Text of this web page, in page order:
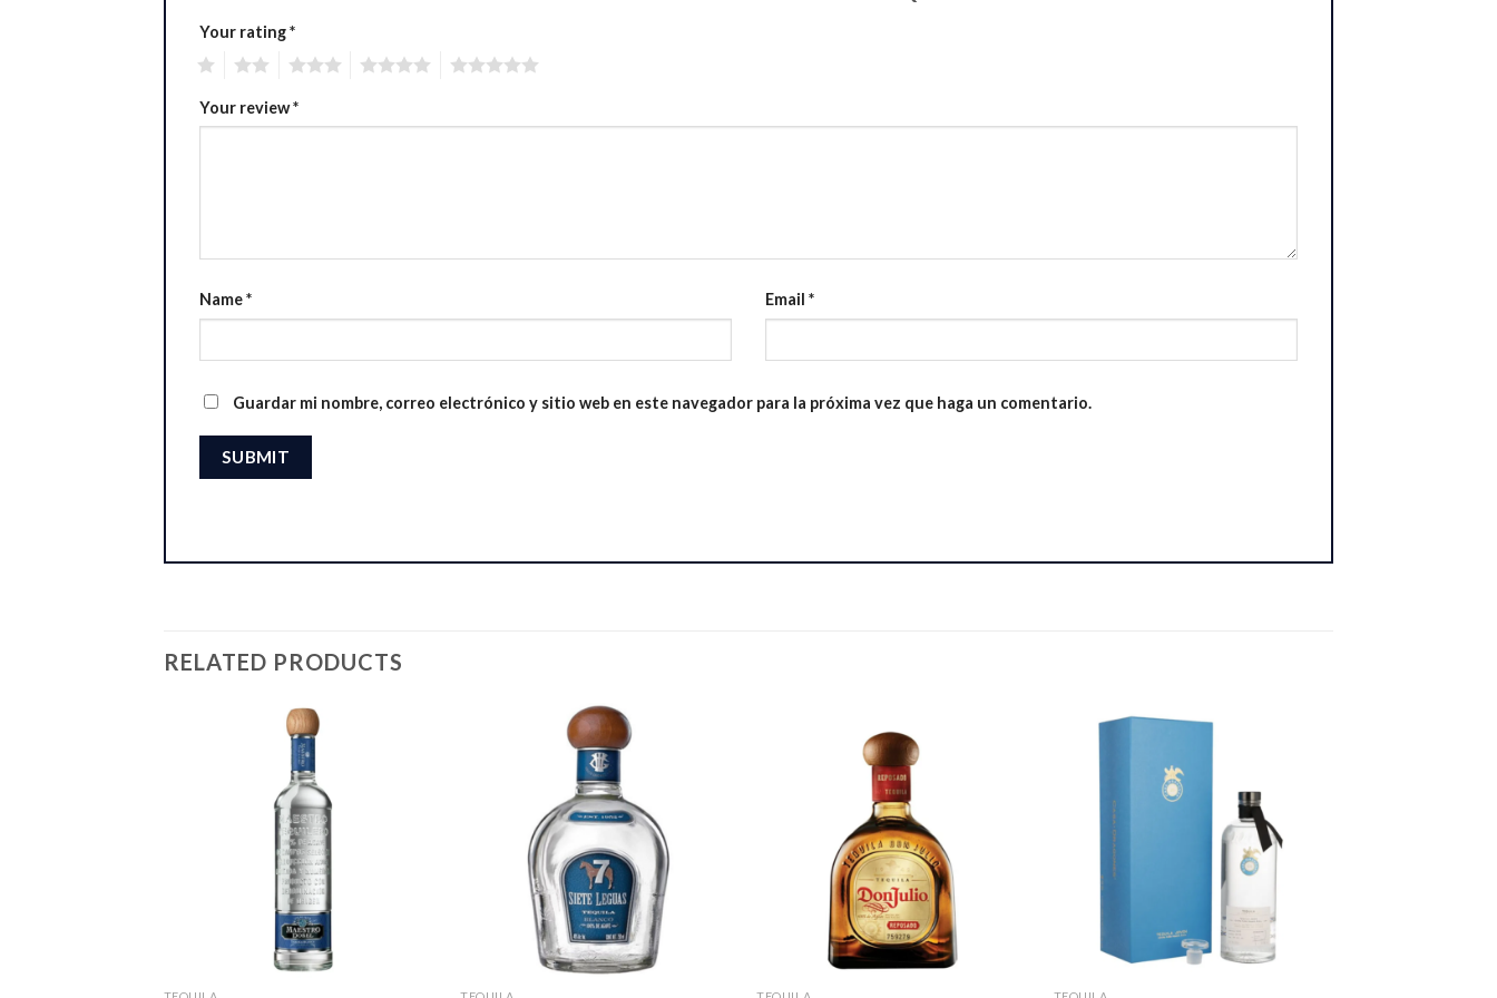
Your rating*
Your review*
Name* Email *
Guardar mi nombre, correo electrónico y sitio web en este navegador para la próxima vez que haga un comentario.
RELATED PRODUCTS